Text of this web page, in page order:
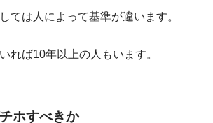
ては人によって基準が違います。
れば10年以上の人もいます。
ホすべきか